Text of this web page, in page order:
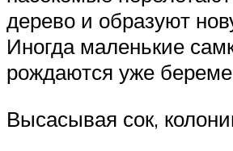
дерево и образуют
Иногда маленькие
рождаются уже
Высасывая сок,